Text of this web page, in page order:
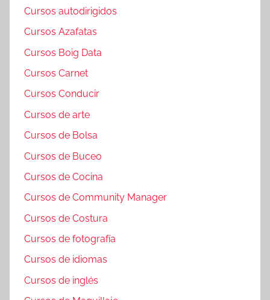
Cursos autodirigidos
Cursos Azafatas
Cursos Boig Data
Cursos Carnet
Cursos Conducir
Cursos de arte
Cursos de Bolsa
Cursos de Buceo
Cursos de Cocina
Cursos de Community Manager
Cursos de Costura
Cursos de fotografía
Cursos de idiomas
Cursos de inglés